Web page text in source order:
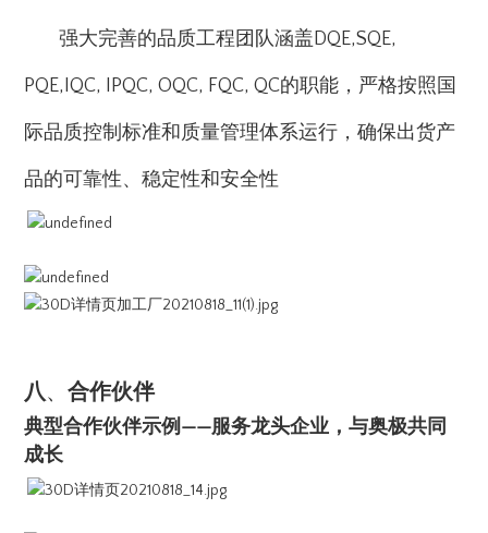
强大完善的品质工程团队涵盖DQE,SQE,
PQE,IQC, IPQC, OQC, FQC, QC的职能，严格按照国
际品质控制标准和质量管理体系运行，确保出货产
品的可靠性、稳定性和安全性
八、合作伙伴
典型合作伙伴示例——服务龙头企业，与奥极共同
成长